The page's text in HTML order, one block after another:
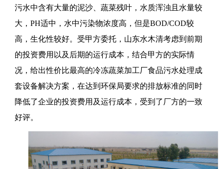
污水中含有大量的泥沙、蔬菜残叶，水质浑浊且水量较
大，PH适中，水中污染物浓度高，但是BOD/COD较
高，生化性较好。受甲方委托，山东水木清考虑到前期
的投资费用以及后期的运行成本，结合甲方的实际情
况，给出性价比最高的冷冻蔬菜加工厂食品污水处理成
套设备解决方案，在达到环保局要求的排放标准的同时
降低了企业的投资费用及运行成本，受到了厂方的一致
好评。